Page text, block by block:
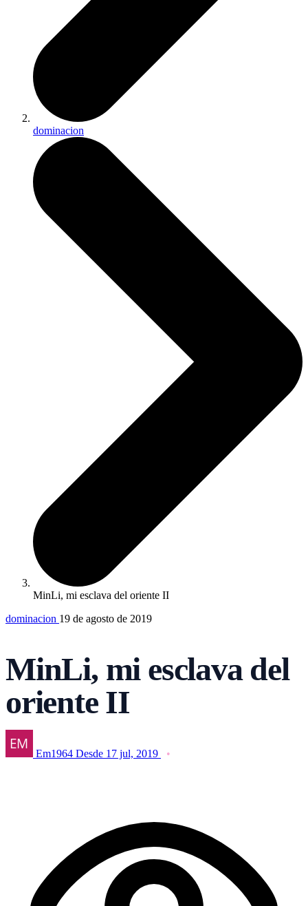
dominacion
MinLi, mi esclava del oriente II
dominacion 19 de agosto de 2019
MinLi, mi esclava del
oriente II
Em1964 Desde 17 jul, 2019